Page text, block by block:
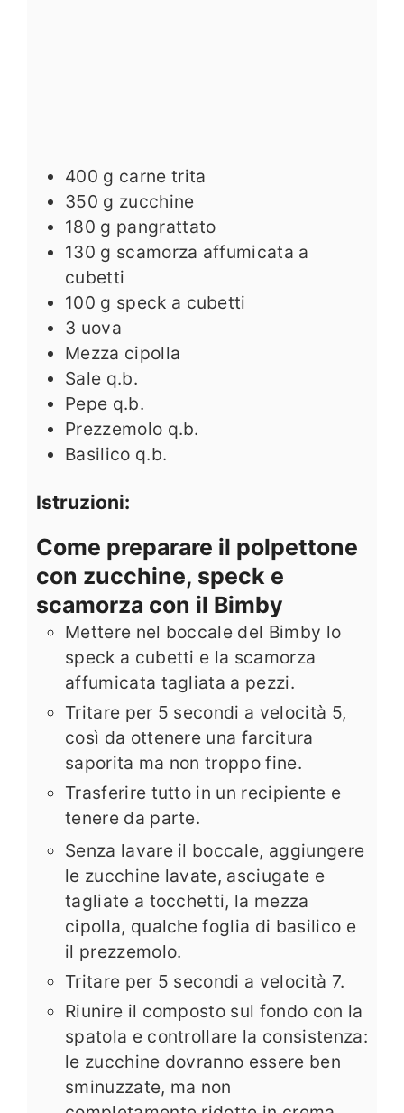
400 g carne trita
350 g zucchine
180 g pangrattato
130 g scamorza affumicata a
cubetti
100 g speck a cubetti
3 uova
Mezza cipolla
Sale q.b.
Pepe q.b.
Prezzemolo q.b.
Basilico q.b.
Istruzioni:
Come preparare il polpettone
con zucchine, speck e
scamorza con il Bimby
Mettere nel boccale del Bimby lo
speck a cubetti e la scamorza
affumicata tagliata a pezzi.
Tritare per 5 secondi a velocità 5,
così da ottenere una farcitura
saporita ma non troppo fine.
Trasferire tutto in un recipiente e
tenere da parte.
Senza lavare il boccale, aggiungere
le zucchine lavate, asciugate e
tagliate a tocchetti, la mezza
cipolla, qualche foglia di basilico e
il prezzemolo.
Tritare per 5 secondi a velocità 7.
Riunire il composto sul fondo con la
spatola e controllare la consistenza:
le zucchine dovranno essere ben
sminuzzate, ma non